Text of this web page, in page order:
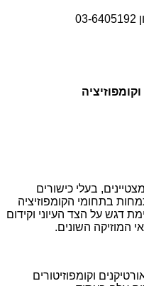
בעלי כישורים
בתחומי הקומפוזיציה
דגש על הצד העיוני וקידום
המוזיקה השונים.
וקומפוזיטורים